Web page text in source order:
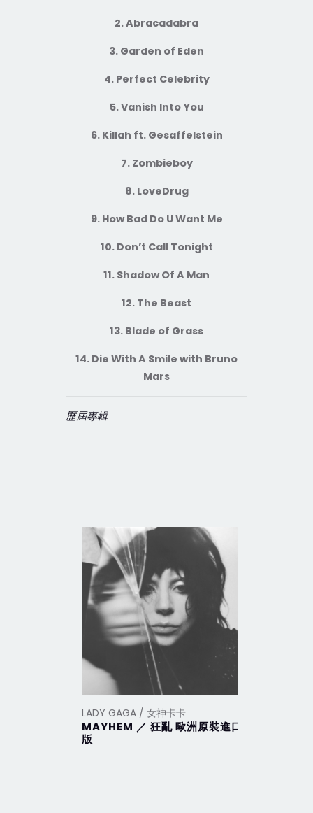
2. Abracadabra
3. Garden of Eden
4. Perfect Celebrity
5. Vanish Into You
6. Killah ft. Gesaffelstein
7. Zombieboy
8. LoveDrug
9. How Bad Do U Want Me
10. Don’t Call Tonight
11. Shadow Of A Man
12. The Beast
13. Blade of Grass
14. Die With A Smile with Bruno
Mars
歷屆專輯
LADY GAGA / 女神卡卡
MAYHEM ／ 狂亂 歐洲原裝進口
版